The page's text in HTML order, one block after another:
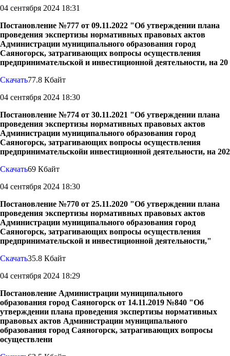
04 сентября 2024 18:31
Постановление №777 от 09.11.2022 "Об утверждении плана
проведения экспертизы нормативных правовых актов
Администрации муниципального образования город
Саяногорск, затрагивающих вопросы осуществления
предпринимательской и инвестиционной деятельности, на 20
Скачать77.8 Кбайт
04 сентября 2024 18:30
Постановление №774 от 30.11.2021 "Об утверждении плана
проведения экспертизы нормативных правовых актов
Администрации муниципального образования город
Саяногорск, затрагивающих вопросы осуществления
предпринимательскойи инвестиционной деятельности, на 202
Скачать69 Кбайт
04 сентября 2024 18:30
Постановление №770 от 25.11.2020 "Об утверждении плана
проведения экспертизы нормативных правовых актов
Администрации муниципального образования город
Саяногорск, затрагивающих вопросы осуществления
предпринимательской и инвестиционной деятельности,"
Скачать35.8 Кбайт
04 сентября 2024 18:29
Постановление Администрации муниципального
образования город Саяногорск от 14.11.2019 №840 "Об
утверждении плана проведения экспертизы нормативных
правовых актов Администрации муниципального
образования город Саяногорск, затрагивающих вопросы
осуществлени